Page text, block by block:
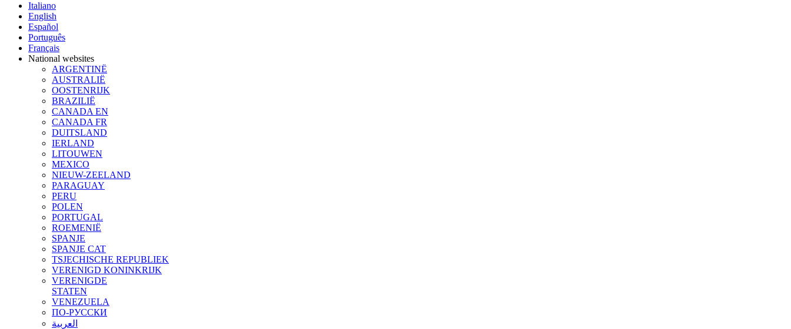
Italiano
English
Español
Português
Français
National websites
ARGENTINË
AUSTRALIË
OOSTENRIJK
BRAZILIË
CANADA EN
CANADA FR
DUITSLAND
IERLAND
LITOUWEN
MEXICO
NIEUW-ZEELAND
PARAGUAY
PERU
POLEN
PORTUGAL
ROEMENIË
SPANJE
SPANJE CAT
TSJECHISCHE REPUBLIEK
VERENIGD KONINKRIJK
VERENIGDE
STATEN
VENEZUELA
ПО-РУССКИ
العربية